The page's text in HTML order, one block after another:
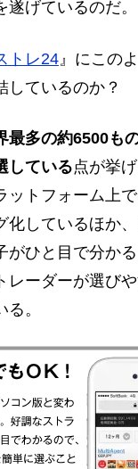
遂げているのだ。
トレ24』にこの
しているのか？
最多の約6500も
している点が挙
ットフォーム上
化しているほか
がひと目で分か
レーダーが選び
。